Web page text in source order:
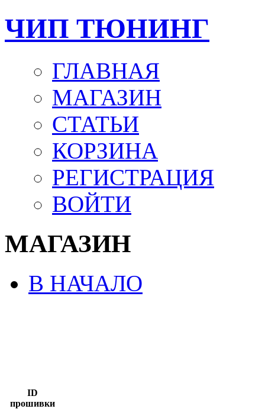
ЧИП ТЮНИНГ
ГЛАВНАЯ
МАГАЗИН
СТАТЬИ
КОРЗИНА
РЕГИСТРАЦИЯ
ВОЙТИ
МАГАЗИН
В НАЧАЛО
ID
прошивки